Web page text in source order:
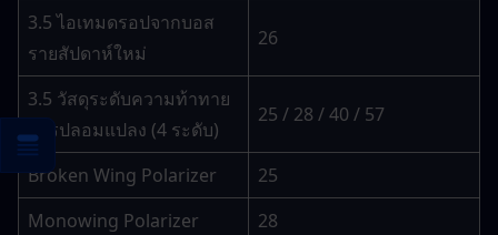
3.5 ไอเทมดรอปจากบอส
รายสัปดาห์ใหม่
26
3.5 วัสดุระดับความท้าทาย
การปลอมแปลง (4 ระดับ)
25 / 28 / 40 / 57
Broken Wing Polarizer
25
Monowing Polarizer
28